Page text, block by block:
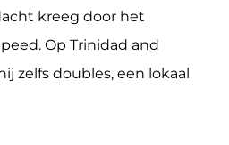
kreeg door het
Op Trinidad and
zelfs doubles, een lokaal